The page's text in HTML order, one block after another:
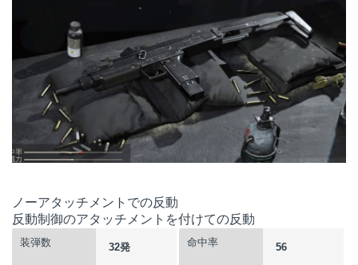
ノーアタッチメントでの反動
反動制御のアタッチメントを付けての反動
装弾数 32発 命中率 56